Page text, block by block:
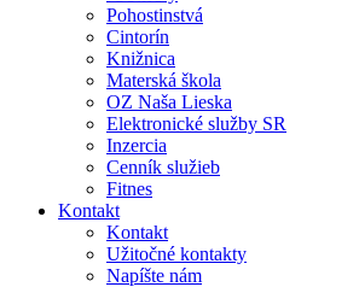
Pohostinstvá
Cintorín
Knižnica
Materská škola
OZ Naša Lieska
Elektronické služby SR
Inzercia
Cenník služieb
Fitnes
Kontakt
Kontakt
Užitočné kontakty
Napíšte nám